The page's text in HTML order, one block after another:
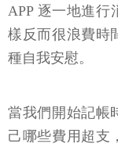
APP 逐一地進行
樣反而很浪費時
種自我安慰。
當我們開始記帳
己哪些費用超支